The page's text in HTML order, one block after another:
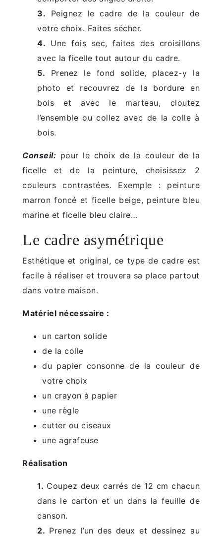
3. Peignez le cadre de la couleur de
votre choix. Faites sécher.
4. Une fois sec, faites des croisillons
avec la ficelle tout autour du cadre.
5. Prenez le fond solide, placez-y la
photo et recouvrez de la bordure en
bois et avec le marteau, cloutez
l’ensemble ou collez avec de la colle à
bois.
Conseil: pour le choix de la couleur de la
ficelle et de la peinture, choisissez 2
couleurs contrastées. Exemple : peinture
marron foncé et ficelle beige, peinture bleu
marine et ficelle bleu claire…
Le cadre asymétrique
Esthétique et original, ce type de cadre est
facile à réaliser et trouvera sa place partout
dans votre maison.
Matériel nécessaire :
un carton solide
de la colle
du papier consonne de la couleur de
votre choix
un crayon à papier
une règle
cutter ou ciseaux
une agrafeuse
Réalisation
1. Coupez deux carrés de 12 cm chacun
dans le carton et un dans la feuille de
canson.
2. Prenez l’un des deux et dessinez au